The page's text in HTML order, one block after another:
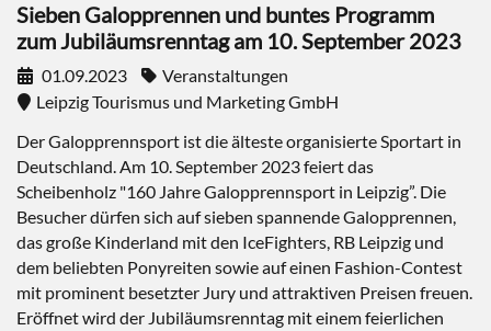
Sieben Galopprennen und buntes Programm
zum Jubiläumsrenntag am 10. September 2023
01.09.2023
Veranstaltungen
Leipzig Tourismus und Marketing GmbH
Der Galopprennsport ist die älteste organisierte Sportart in
Deutschland. Am 10. September 2023 feiert das
Scheibenholz "160 Jahre Galopprennsport in Leipzig”. Die
Besucher dürfen sich auf sieben spannende Galopprennen,
das große Kinderland mit den IceFighters, RB Leipzig und
dem beliebten Ponyreiten sowie auf einen Fashion-Contest
mit prominent besetzter Jury und attraktiven Preisen freuen.
Eröffnet wird der Jubiläumsrenntag mit einem feierlichen